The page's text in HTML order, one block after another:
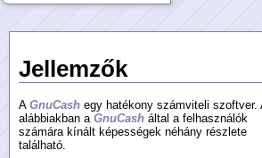
Jellemzők
A GnuCash egy hatékony számviteli szoftver.
alábbiakban a GnuCash által a felhasználók
számára kínált képességek néhány részlete
található.